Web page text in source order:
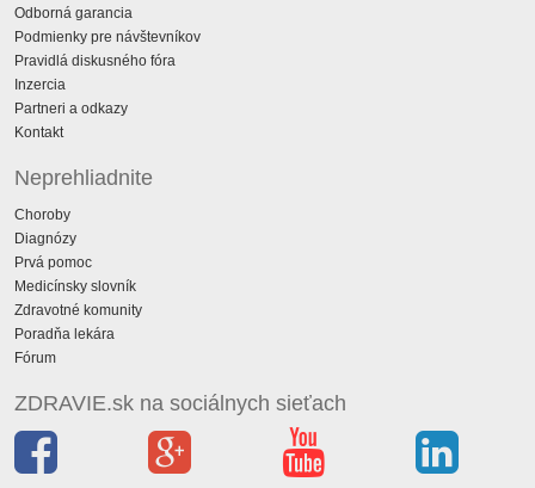
Odborná garancia
Podmienky pre návštevníkov
Pravidlá diskusného fóra
Inzercia
Partneri a odkazy
Kontakt
Neprehliadnite
Choroby
Diagnózy
Prvá pomoc
Medicínsky slovník
Zdravotné komunity
Poradňa lekára
Fórum
ZDRAVIE.sk na sociálnych sieťach